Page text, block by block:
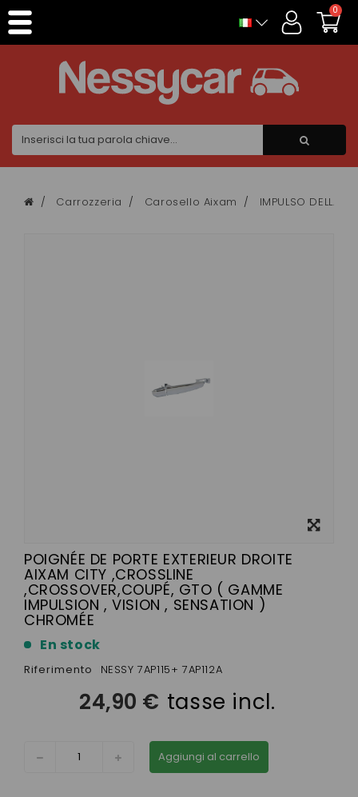
0
Carrozzeria Carosello Aixam IMPULSO DELLA
POIGNÉE DE PORTE EXTERIEUR DROITE
AIXAM CITY ,CROSSLINE
,CROSSOVER,COUPÉ, GTO ( GAMME
IMPULSION , VISION , SENSATION )
CHROMÉE
En stock
Riferimento NESSY 7AP115+ 7AP112A
24,90 € tasse incl.
Aggiungi al carrello
Pannello di gestione dei cookies